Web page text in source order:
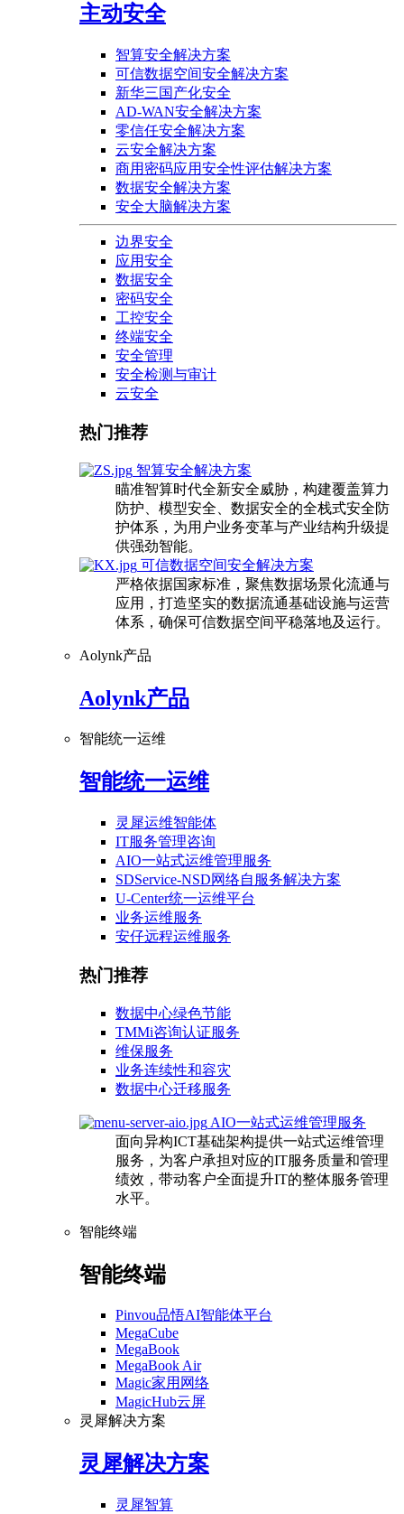
主动安全
智算安全解决方案
可信数据空间安全解决方案
新华三国产化安全
AD-WAN安全解决方案
零信任安全解决方案
云安全解决方案
商用密码应用安全性评估解决方案
数据安全解决方案
安全大脑解决方案
边界安全
应用安全
数据安全
密码安全
工控安全
终端安全
安全管理
安全检测与审计
云安全
热门推荐
智算安全解决方案
瞄准智算时代全新安全威胁，构建覆盖算力
防护、模型安全、数据安全的全栈式安全防
护体系，为用户业务变革与产业结构升级提
供强劲智能。
可信数据空间安全解决方案
严格依据国家标准，聚焦数据场景化流通与
应用，打造坚实的数据流通基础设施与运营
体系，确保可信数据空间平稳落地及运行。
Aolynk产品
Aolynk产品
智能统一运维
智能统一运维
灵犀运维智能体
IT服务管理咨询
AIO一站式运维管理服务
SDService-NSD网络自服务解决方案
U-Center统一运维平台
业务运维服务
安仔远程运维服务
热门推荐
数据中心绿色节能
TMMi咨询认证服务
维保服务
业务连续性和容灾
数据中心迁移服务
AIO一站式运维管理服务
面向异构ICT基础架构提供一站式运维管理
服务，为客户承担对应的IT服务质量和管理
绩效，带动客户全面提升IT的整体服务管理
水平。
智能终端
智能终端
Pinvou品悟AI智能体平台
MegaCube
MegaBook
MegaBook Air
Magic家用网络
MagicHub云屏
灵犀解决方案
灵犀解决方案
灵犀智算